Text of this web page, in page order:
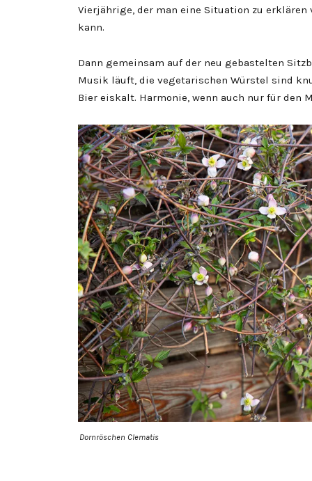
Vierjährige, der man eine Situation zu
kann.
Dann gemeinsam auf der neu gebastelten
Musik läuft, die vegetarischen Würstel sind
Bier eiskalt. Harmonie, wenn auch nur für den
Dornröschen Clematis